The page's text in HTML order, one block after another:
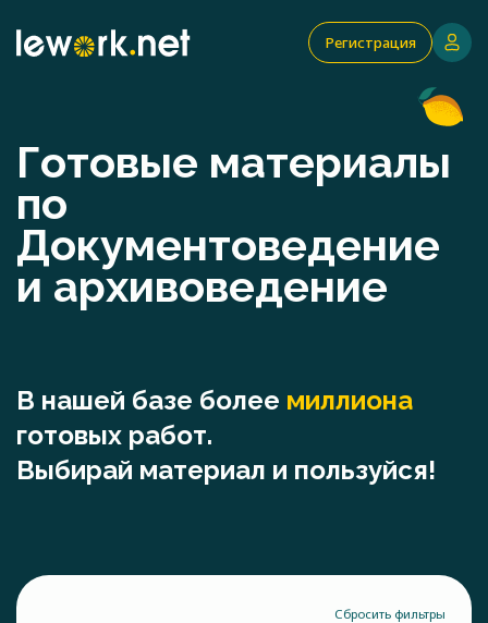
Регистрация
Готовые материалы
по
Документоведение
и архивоведение
В нашей базе более миллиона
готовых работ.
Выбирай материал и пользуйся!
Сбросить фильтры